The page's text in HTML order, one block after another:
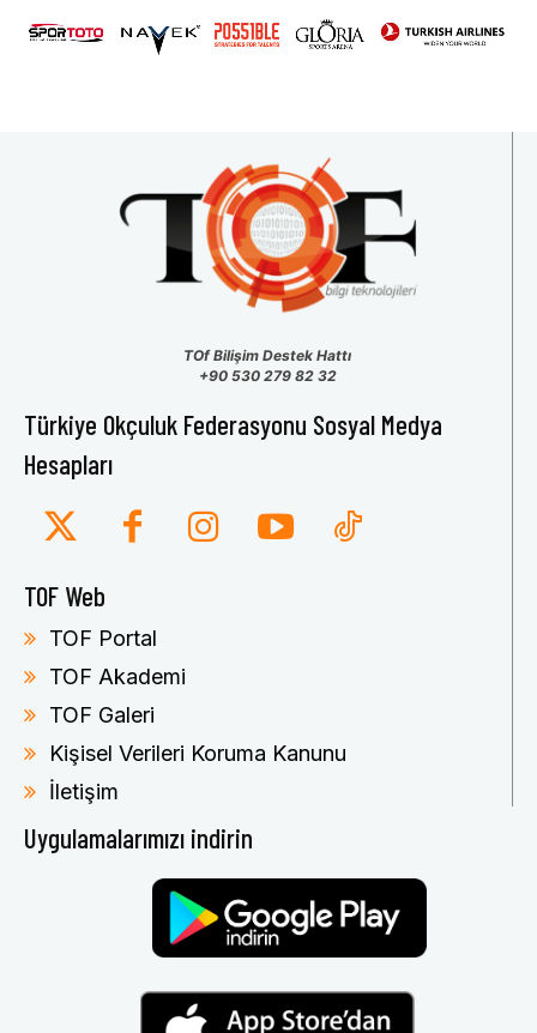
TOf Bilişim Destek Hattı
+90 530 279 82 32
Türkiye Okçuluk Federasyonu Sosyal Medya
Hesapları
TOF Web
TOF Portal
TOF Akademi
TOF Galeri
Kişisel Verileri Koruma Kanunu
İletişim
Uygulamalarımızı indirin